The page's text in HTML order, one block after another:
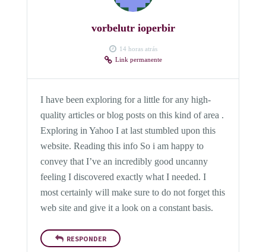
vorbelutr ioperbir
14 horas atrás
Link permanente
I have been exploring for a little for any high-
quality articles or blog posts on this kind of area .
Exploring in Yahoo I at last stumbled upon this
website. Reading this info So i am happy to
convey that I’ve an incredibly good uncanny
feeling I discovered exactly what I needed. I
most certainly will make sure to do not forget this
web site and give it a look on a constant basis.
RESPONDER